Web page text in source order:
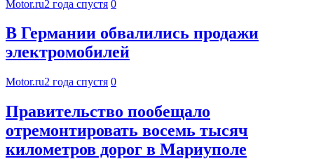
Motor.ru2 года спустя 0
В Германии обвалились продажи
электромобилей
Motor.ru2 года спустя 0
Правительство пообещало
отремонтировать восемь тысяч
километров дорог в Мариуполе